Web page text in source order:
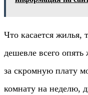
Что касается
дешевле всего
за скромную плату
комнату на неделю,